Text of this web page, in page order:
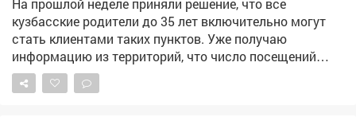
На прошлой неделе приняли решение, что все
кузбасские родители до 35 лет включительно могут
стать клиентами таких пунктов. Уже получаю
информацию из территорий, что число посещений
заметно возросло. Подтверждают это и сами
молодые родители. Ольга Андреевна из